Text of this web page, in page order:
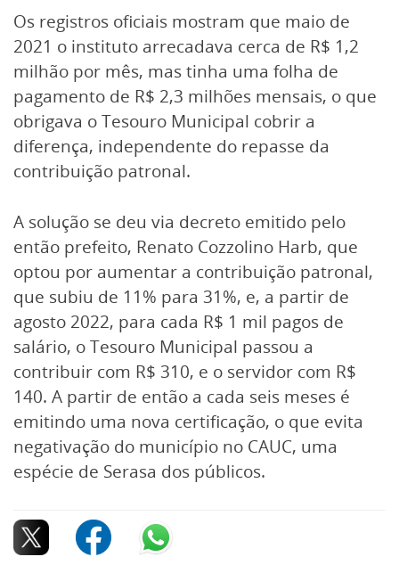
Os registros oficiais mostram que maio de
2021 o instituto arrecadava cerca de R$ 1,2
milhão por mês, mas tinha uma folha de
pagamento de R$ 2,3 milhões mensais, o que
obrigava o Tesouro Municipal cobrir a
diferença, independente do repasse da
contribuição patronal.
A solução se deu via decreto emitido pelo
então prefeito, Renato Cozzolino Harb, que
optou por aumentar a contribuição patronal,
que subiu de 11% para 31%, e, a partir de
agosto 2022, para cada R$ 1 mil pagos de
salário, o Tesouro Municipal passou a
contribuir com R$ 310, e o servidor com R$
140. A partir de então a cada seis meses é
emitindo uma nova certificação, o que evita
negativação do município no CAUC, uma
espécie de Serasa dos públicos.